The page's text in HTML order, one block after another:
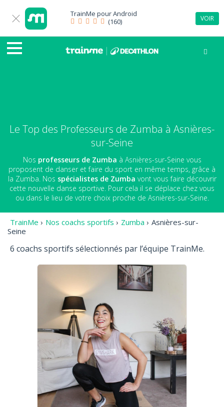
TrainMe pourAndroid
(160)
VOIR
Le Top des Professeurs de Zumba à Asnières-
sur-Seine
Nos professeurs de Zumba à Asnières-sur-Seine vous
proposent de danser et faire du sport en même temps, grâce à
la Zumba. Nos spécialistes de Zumba vont vous faire découvrir
cette nouvelle danse sportive. Pour cela il se déplace chez vous
ou dans le lieu de votre choix proche de Asnières-sur-Seine.
TrainMe › Nos coachs sportifs › Zumba › Asnières-sur-
Seine
6 coachs sportifs sélectionnés par l’équipe TrainMe.